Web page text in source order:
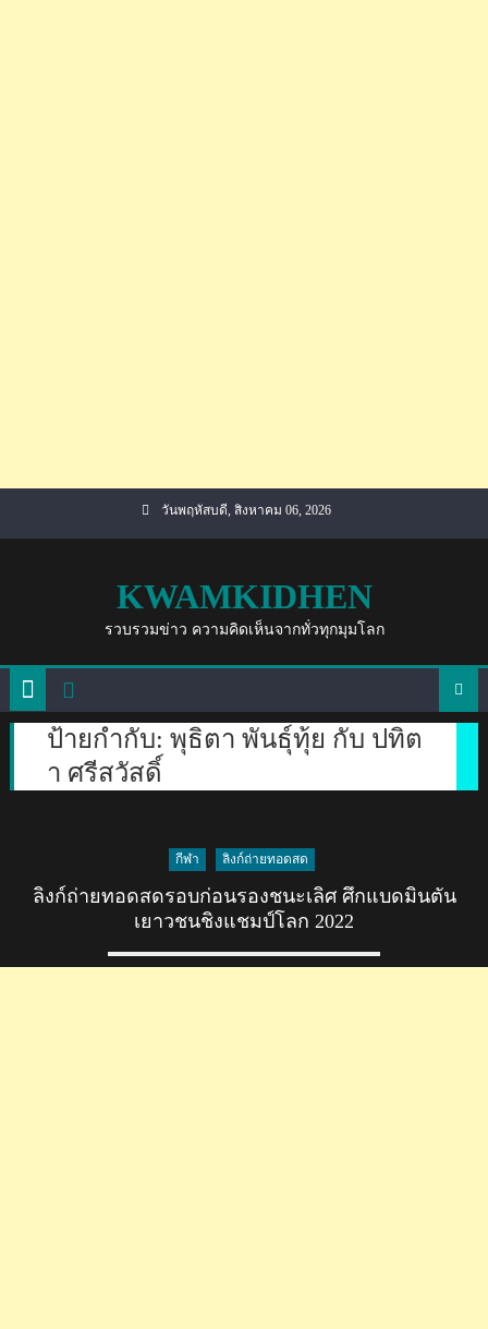
วันพฤหัสบดี, สิงหาคม 06, 2026
KWAMKIDHEN
รวบรวมข่าว ความคิดเห็นจากทั่วทุกมุมโลก
ป้ายกำกับ: พุธิตา พันธุ์ทุ้ย กับ ปทิต
า ศรีสวัสดิ์
กีฬา ลิงก์ถ่ายทอดสด
ลิงก์ถ่ายทอดสดรอบก่อนรองชนะเลิศ ศึกแบดมินตัน
เยาวชนชิงแชมป์โลก 2022